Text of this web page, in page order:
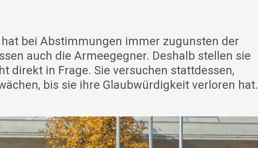
bei Abstimmungen immer zugunsten der
auch die Armeegegner. Deshalb stellen sie
direkt in Frage. Sie versuchen stattdessen,
bis sie ihre Glaubwürdigkeit verloren hat.